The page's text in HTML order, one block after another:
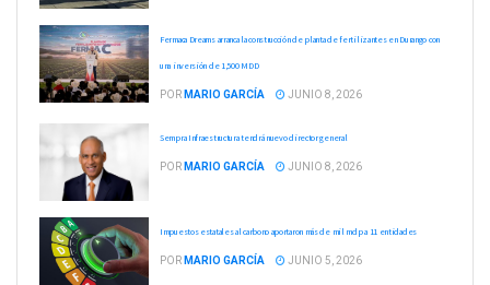
Fermaca Dreams arranca la construcción de planta de fertilizantes en Durango con
una inversión de 1,500 MDD
POR MARIO GARCÍA JUNIO 8, 2026
Sempra Infraestructura tendrá nuevo director general
POR MARIO GARCÍA JUNIO 8, 2026
Impuestos estatales al carbono aportaron más de mil mdp a 11 entidades
POR MARIO GARCÍA JUNIO 5, 2026